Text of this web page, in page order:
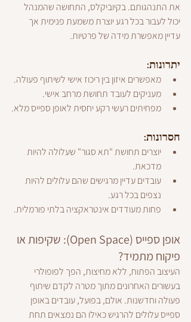
את התנהגותם. בקיוביקלס, התחושה שהמנהל
יכול לעבור בכל רגע יוצרת משמעת פנימית אך
עדיין מאפשרת מידה של פרטיות.
יתרונות:
מאפשרים איזון בין ריכוז אישי לשיתוף פעולה.
מעניקים לעובד תחושת מרחב אישי.
מפחיתים רעשי רקע יחסית לאופן ספייס מלא.
חסרונות:
יוצרים תחושת "תא סגור" שעלולה להיות
מדכאת.
עובדים עדיין מרגישים שהם עלולים להיות
נצפים בכל רגע.
פחות מעודדים אינטראקציה בלתי פורמלית.
אופן ספייס (Open Space): שקיפות או
פיקוח מתמיד?
העיצוב הפתוח, ללא מחיצות, הפך לפופולרי
בעשורים האחרונים מתוך מטרה לקדם שיתוף
פעולה וחדשנות. אולם, בפועל, עובדים באופן
ספייס עלולים להרגיש כאילו הם נמצאים תחת